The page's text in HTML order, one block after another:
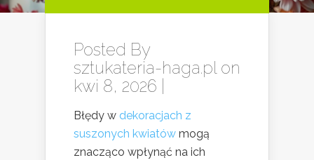
Posted By
sztukateria-haga.plon
kwi 8, 2026 |
Błędy w dekoracjach z
suszonych kwiatów mogą
znacząco wpłynąć na ich